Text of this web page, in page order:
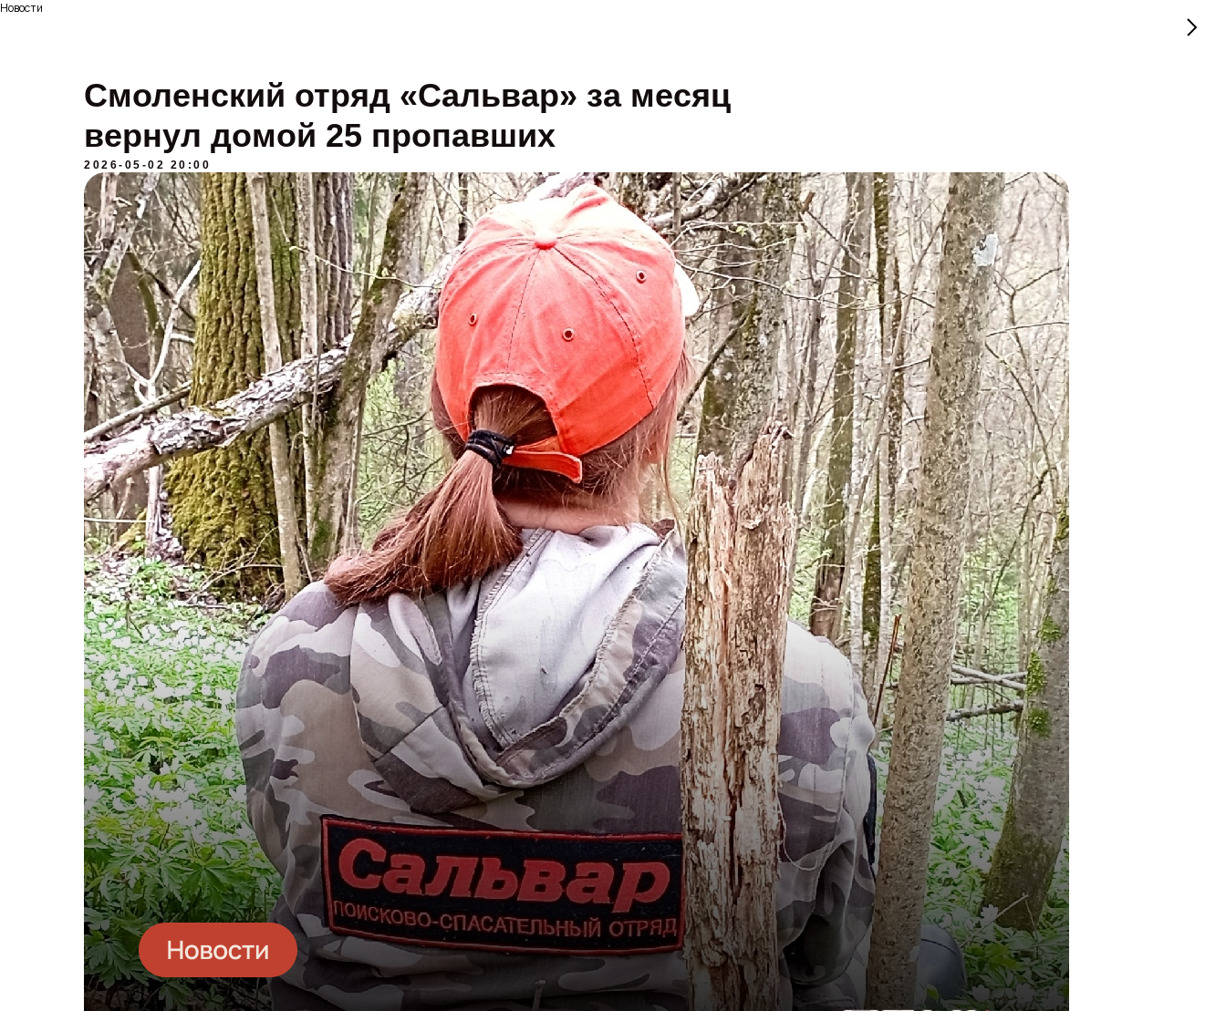
Новости
Смоленский отряд «Сальвар» за месяц
вернул домой 25 пропавших
2026-05-02 20:00